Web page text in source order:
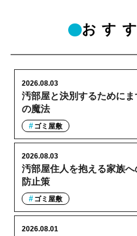
おす
汚部屋と決別するために
の魔法
2026.08.03
ゴミ屋敷
汚部屋住人を抱える家族
防止策
2026.08.03
ゴミ屋敷
2026.08.01